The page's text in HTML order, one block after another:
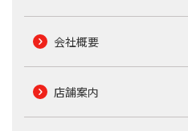
会社概要
店舗案内